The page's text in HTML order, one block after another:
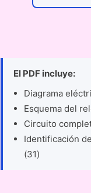
El PDF incluye:
Diagrama
Esquema del
Circuito
Identificación
(31)